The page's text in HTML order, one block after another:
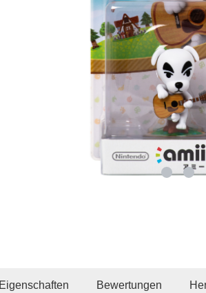
Eigenschaften Bewertungen